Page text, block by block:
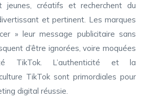
jeunes, créatifs et recherchent du
et pertinent. Les marques
» leur message publicitaire sans
d’être ignorées, voire moquées
TikTok. L’authenticité et la
TikTok sont primordiales pour
digital réussie.